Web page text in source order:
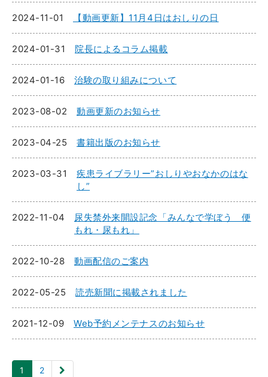
2024-11-01 【動画更新】11月4日はおしりの日
2024-01-31 院長によるコラム掲載
2024-01-16 治験の取り組みについて
2023-08-02 動画更新のお知らせ
2023-04-25 書籍出版のお知らせ
2023-03-31
疾患ライブラリー”おしりやおなかのはな
し”
2022-11-04
尿失禁外来開設記念「みんなで学ぼう 便
もれ・尿もれ」
2022-10-28 動画配信のご案内
2022-05-25 読売新聞に掲載されました
2021-12-09 Web予約メンテナスのお知らせ
1 2